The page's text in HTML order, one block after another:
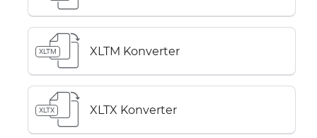
XLTM XLTM Konverter
XLTX XLTX Konverter